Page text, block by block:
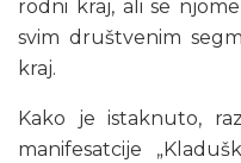
rodni kraj, ali se
svim društvenim
kraj.
Kako je istaknuto,
manifesatcije